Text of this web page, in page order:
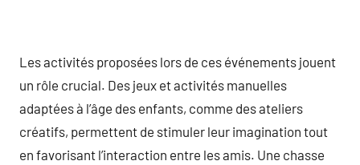
Les activités proposées lors de ces événements jouent
un rôle crucial. Des jeux et activités manuelles
adaptées à l’âge des enfants, comme des ateliers
créatifs, permettent de stimuler leur imagination tout
en favorisant l’interaction entre les amis. Une chasse